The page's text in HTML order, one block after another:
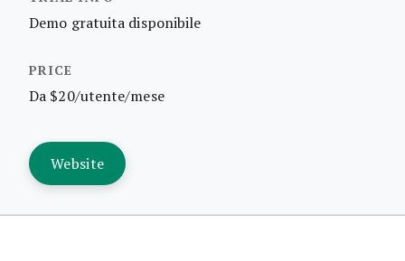
Demo gratuita disponibile
Da $20/utente/mese
Website